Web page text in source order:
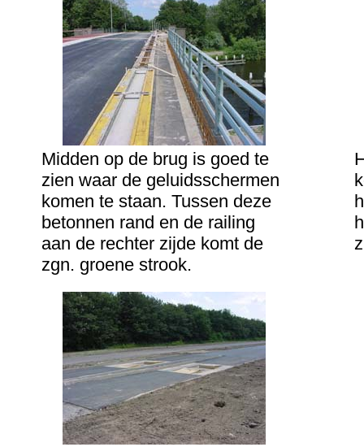
Midden op de brug is goed te
zien waar de geluidsschermen
komen te staan. Tussen deze
betonnen rand en de railing
aan de rechter zijde komt de
zgn. groene strook.